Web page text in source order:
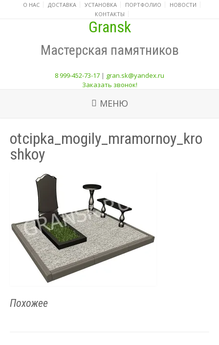
О НАС ДОСТАВКА УСТАНОВКА ПОРТФОЛИО
НОВОСТИ
КОНТАКТЫ
Gransk
Мастерская памятников
8 999-452-73-17 | gran.sk@yandex.ru
Заказать звонок!
МЕНЮ
otcipka_mogily_mramornoy_kro
shkoy
Похожее